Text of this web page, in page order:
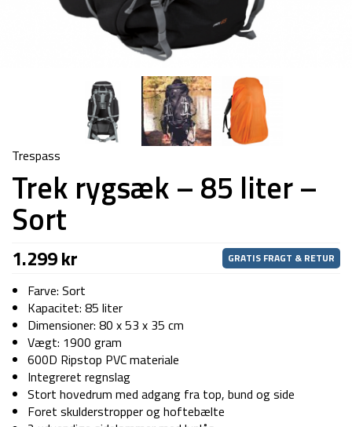
Trespass
Trek rygsæk – 85 liter –
Sort
1.299kr GRATIS FRAGT & RETUR
Farve: Sort
Kapacitet: 85 liter
Dimensioner: 80 x 53 x 35 cm
Vægt: 1900 gram
600D Ripstop PVC materiale
Integreret regnslag
Stort hovedrum med adgang fra top, bund og side
Foret skulderstropper og hoftebælte